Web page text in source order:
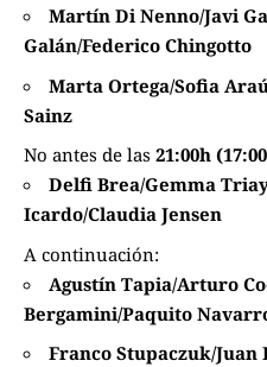
Martín Di Nenno/Javi
Galán/Federico Chingotto
Marta Ortega/Sofia
Sainz
No antes de las 21:00h
Delfi Brea/Gemma
Icardo/Claudia Jensen
A continuación:
Agustín Tapia/Arturo
Bergamini/Paquito
Franco Stupaczuk/